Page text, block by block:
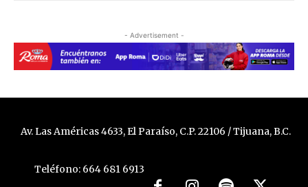
- Advertisement -
Av. Las Américas 4633, El Paraíso, C.P. 22106 / Tijuana, B.C.
Teléfono: 664 681 6913